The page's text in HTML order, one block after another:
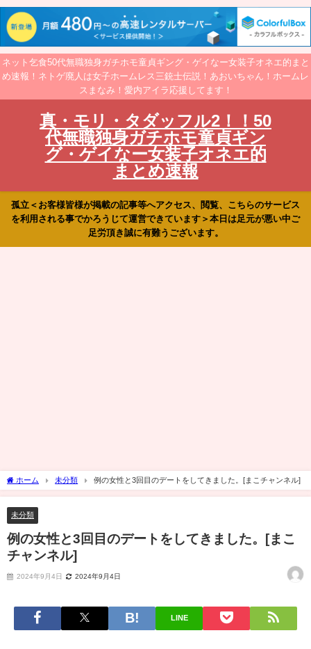
ネット乞食50代無職独身ガチホモ童貞ギング・ゲイなー女装子オネエ的まと
め速報！ネトゲ廃人は女子ホームレス三銃士伝説！あおいちゃん！ホームレ
スまなみ！愛内アイラ応援してます！
真・モリ・タダッフル2！！50
代無職独身ガチホモ童貞ギン
グ・ゲイなー女装子オネエ的
まとめ速報
孤立＜お客様皆様が掲載の記事等へアクセス、閲覧、こちらのサービス
を利用される事でかろうじて運営できています＞本日は足元が悪い中ご
足労頂き誠に有難うございます。
ホーム 未分類 例の女性と3回目のデートをしてきました。[まこチャンネル]
未分類
例の女性と3回目のデートをしてきました。[まこ
チャンネル]
2024年9月4日 2024年9月4日
LINE